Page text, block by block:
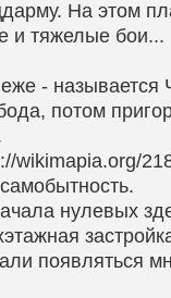
На этом
и тяжелые бои...
- называется
потом
wikimapia.org/
нулевых
появляться